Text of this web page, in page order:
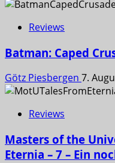
Reviews
Batman: Caped
Götz Piesbergen 7.
Reviews
Masters of the
Eternia – 7 – Ein